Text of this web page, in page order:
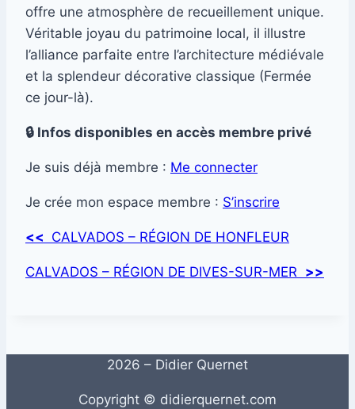
offre une atmosphère de recueillement unique.
Véritable joyau du patrimoine local, il illustre
l’alliance parfaite entre l’architecture médiévale
et la splendeur décorative classique (Fermée
ce jour-là).
🔒 Infos disponibles en accès membre privé
Je suis déjà membre : Me connecter
Je crée mon espace membre : S’inscrire
<< CALVADOS – RÉGION DE HONFLEUR
CALVADOS – RÉGION DE DIVES-SUR-MER >>
2026 – Didier Quernet
Copyright © didierquernet.com